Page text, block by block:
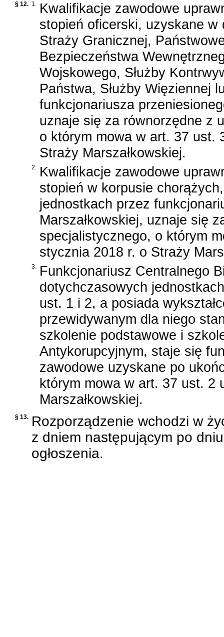
§ 12. 1. Kwalifikacje zawodowe
stopień oficerski, uzyskane
Straży Granicznej,
Bezpieczeństwa
Wojskowego, Służby
Państwa, Służby Więziennej
funkcjonariusza
uznaje się za równorzędne z
o którym mowa w art. 37 ust.
Straży Marszałkowskiej.
2. Kwalifikacje zawodowe
stopień w korpusie
jednostkach przez
Marszałkowskiej, uznaje się
specjalistycznego, o którym
stycznia 2018 r. o Straży
3. Funkcjonariusz Centralnego
dotychczasowych
ust. 1 i 2, a posiada
przewidywanym dla niego
szkolenie podstawowe i
Antykorupcyjnym, staje się
zawodowe uzyskane po
którym mowa w art. 37 ust. 2
Marszałkowskiej.
§ 13. Rozporządzenie wchodzi w
z dniem następującym po dniu
ogłoszenia.